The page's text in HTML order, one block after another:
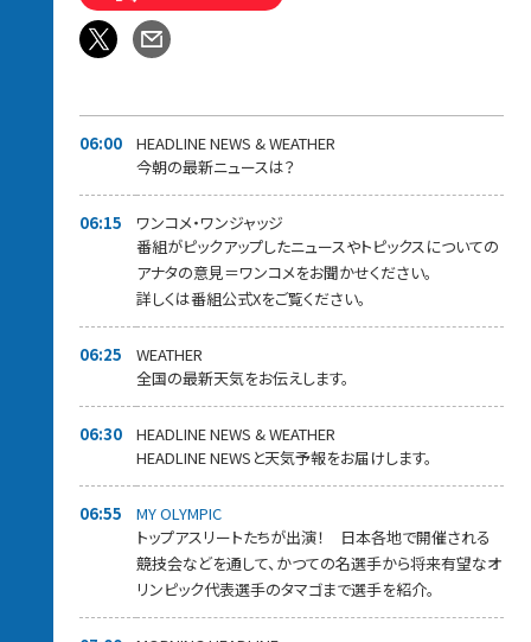
[ 時間多少前後する場合があります。 また内容も一部変更となる
場合があります ]
06:00
HEADLINE NEWS & WEATHER
今朝の最新ニュースは？
06:15
ワンコメ・ワンジャッジ
番組がピックアップしたニュースやトピックスについての
アナタの意見＝ワンコメをお聞かせください。
詳しくは番組公式Xをご覧ください。
06:25
WEATHER
全国の最新天気をお伝えします。
06:30
HEADLINE NEWS & WEATHER
HEADLINE NEWSと天気予報をお届けします。
06:55
MY OLYMPIC
トップアスリートたちが出演！ 日本各地で開催される
競技会などを通して、かつての名選手から将来有望なオ
リンピック代表選手のタマゴまで選手を紹介。